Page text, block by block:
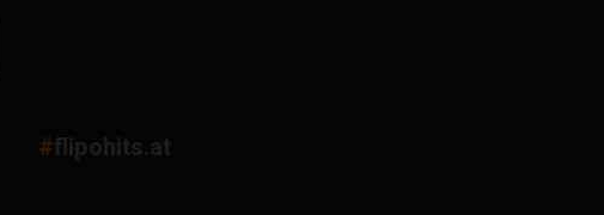
#flipohits.at